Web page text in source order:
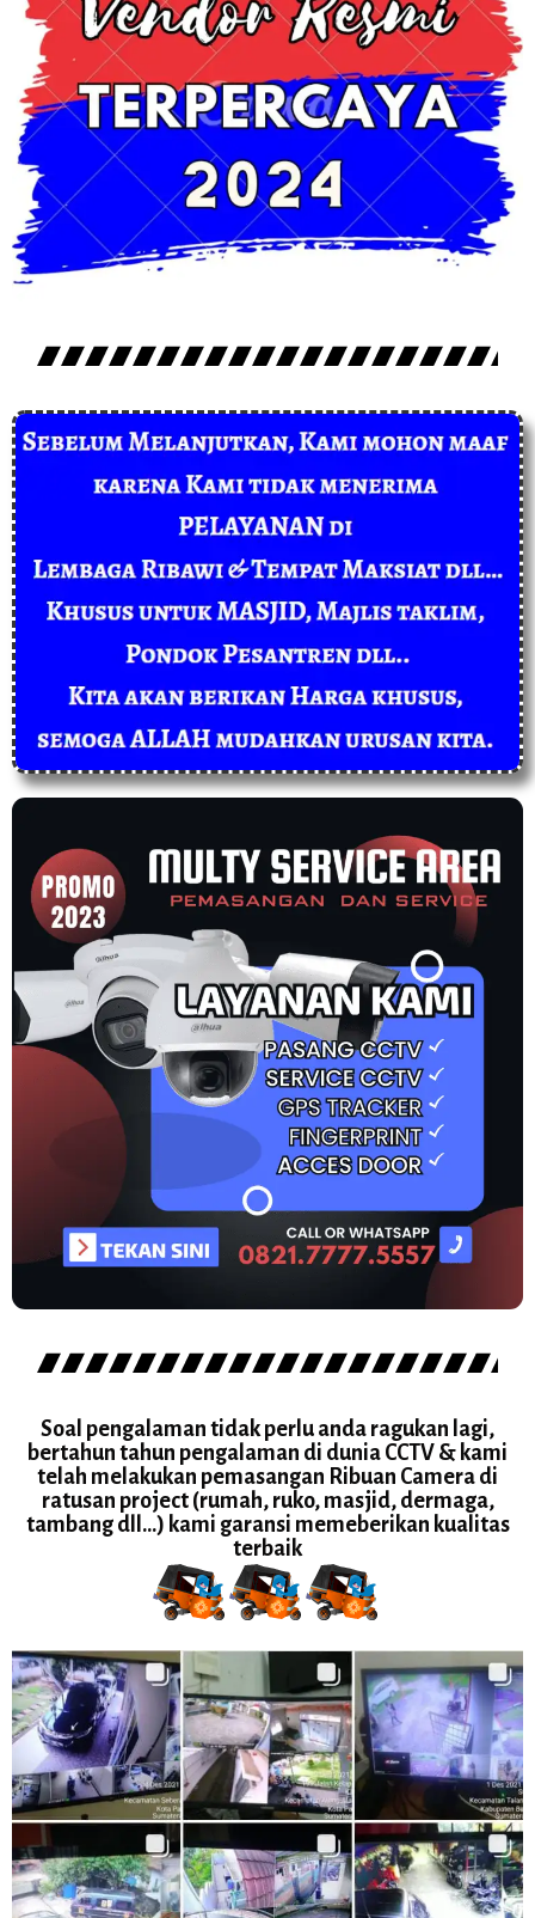
Soal pengalaman tidak perlu anda ragukan lagi,
bertahun tahun pengalaman di dunia CCTV & kami
telah melakukan pemasangan Ribuan Camera di
ratusan project (rumah, ruko, masjid, dermaga,
tambang dll...) kami garansi memeberikan kualitas
terbaik